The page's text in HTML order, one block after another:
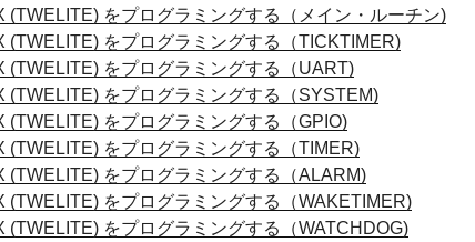
(TWELITE) をプログラミングする（メイン・ルーチン)
(TWELITE) をプログラミングする（TICKTIMER)
(TWELITE) をプログラミングする（UART)
(TWELITE) をプログラミングする（SYSTEM)
(TWELITE) をプログラミングする（GPIO)
(TWELITE) をプログラミングする（TIMER)
(TWELITE) をプログラミングする（ALARM)
(TWELITE) をプログラミングする（WAKETIMER)
(TWELITE) をプログラミングする（WATCHDOG)